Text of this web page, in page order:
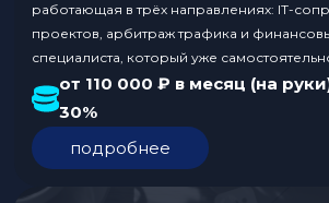
работающая в трёх направлениях: IT-
проектов, арбитраж трафика и
специалиста, который уже
Яндекс.Директе, работал с аналитикой и
эффективность рекламы. Обязанности:
Условия: Откликнуться на вакансию
Хотите работать в сфере арбитража
от 110 000 ₽ в месяц (на
30%
подробнее